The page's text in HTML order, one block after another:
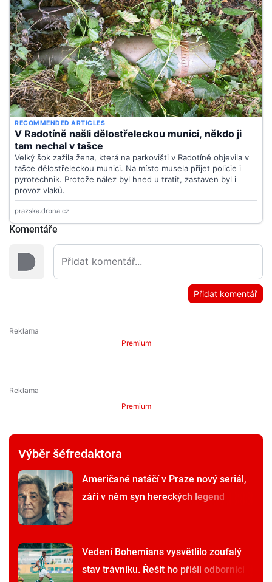
Komentáře
Přidat komentář
Premium
Premium
Výběr šéfredaktora
Američané natáčí v Praze nový seriál,
září v něm syn hereckých legend
Vedení Bohemians vysvětlilo zoufalý
stav trávníku. Řešit ho přišli odborníci